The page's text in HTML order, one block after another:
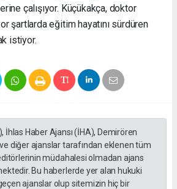
çalışıyor. Küçükakça, doktor
şartlarda eğitim hayatını sürdüren
istiyor.
İhlas Haber Ajansı (İHA), Demirören
diğer ajanslar tarafından eklenen tüm
müdahalesi olmadan ajans
Bu haberlerde yer alan hukuki
ajanslar olup sitemizin hiç bir